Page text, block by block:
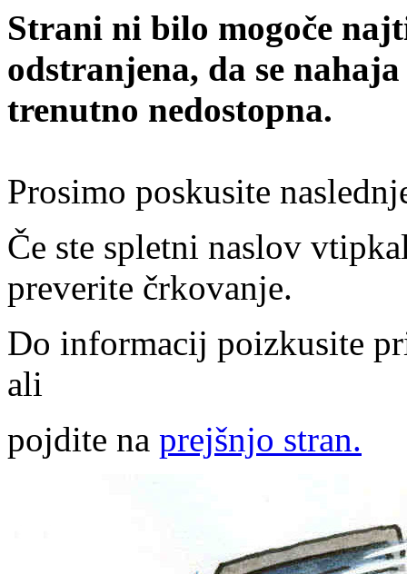
Strani ni bilo mogoče
odstranjena, da se
trenutno nedostopna.
Prosimo poskusite
Če ste spletni naslov
preverite črkovanje.
Do informacij poizkusite
ali
pojdite na prejšnjo stran.